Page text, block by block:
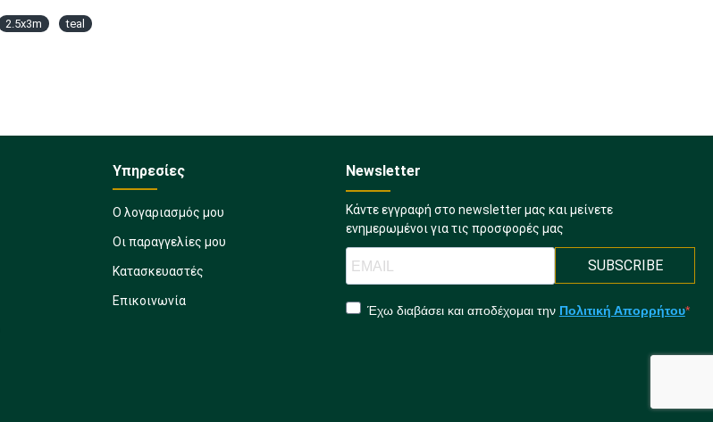
2.5x3m teal
Υπηρεσίες
Ο λογαριασμός μου
Οι παραγγελίες μου
Κατασκευαστές
Επικοινωνία
Newsletter
Κάντε εγγραφή στο newsletter μας και μείνετε
ενημερωμένοι για τις προσφορές μας
SUBSCRIBE
Έχω διαβάσει και αποδέχομαι την Πολιτική Απορρήτου